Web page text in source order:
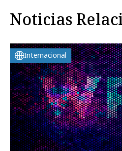
Noticias
Internacional